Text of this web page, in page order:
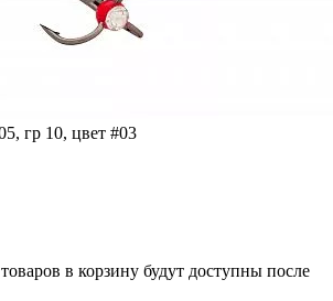
гр 10, цвет #03
в корзину будут доступны после